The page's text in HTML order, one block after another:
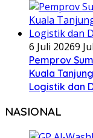
6 Juli 20269
Pemprov
Kuala
Logistik dan
NASIONAL